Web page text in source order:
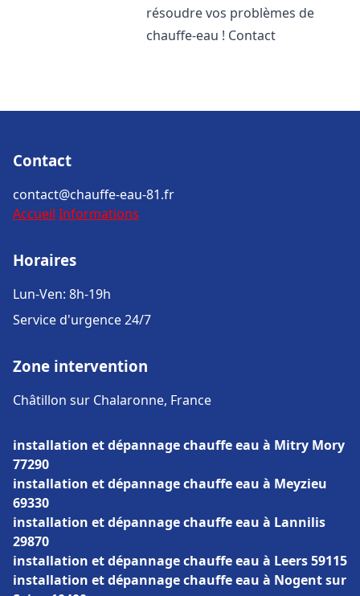
résoudre vos problèmes de
chauffe-eau ! Contact
Contact
contact@chauffe-eau-81.fr
Accueil Informations
Horaires
Lun-Ven: 8h-19h
Service d'urgence 24/7
Zone intervention
Châtillon sur Chalaronne, France
installation et dépannage chauffe eau à Mitry Mory
77290
installation et dépannage chauffe eau à Meyzieu
69330
installation et dépannage chauffe eau à Lannilis
29870
installation et dépannage chauffe eau à Leers 59115
installation et dépannage chauffe eau à Nogent sur